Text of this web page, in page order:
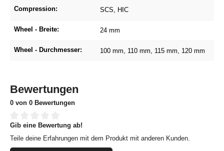
Compression: SCS, HIC
Wheel - Breite: 24 mm
Wheel - Durchmesser: 100 mm, 110 mm, 115 mm, 120 mm
Bewertungen
0 von 0 Bewertungen
Durchschnittliche Bewertung von 0 von 5 Sternen
Gib eine Bewertung ab!
Teile deine Erfahrungen mit dem Produkt mit anderen Kunden.